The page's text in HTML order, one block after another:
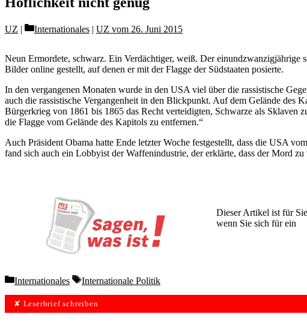
UZ Categories
Internationales | UZ vom 26. Juni 2015
Neun Ermordete, schwarz. Ein Verdächtiger, weiß. Der
Bilder online gestellt, auf denen er mit der Flagge der Südstaaten posierte.
In den vergangenen Monaten wurde in den USA viel über die rassistische
auch die rassistische Vergangenheit in den Blickpunkt. Auf dem Gelände des
Bürgerkrieg von 1861 bis 1865 das Recht verteidigten, Schwarze als Sklaven
die Flagge vom Gelände des Kapitols zu entfernen.“
Auch Präsident Obama hatte Ende letzter Woche festgestellt, dass die USA
fand sich auch ein Lobbyist der Waffenindustrie, der erklärte, dass der Mord
Dieser Artikel ist für
wenn Sie sich für ein
Categories
Internationales Tags
Internationale Politik
✘ Leserbrief schreiben